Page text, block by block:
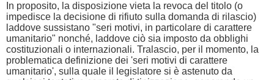
In proposito, la disposizione vieta la revoca del titolo (o
impedisce la decisione di rifiuto sulla domanda di rilascio)
laddove sussistano "seri motivi, in particolare di carattere
umanitario" nonché, laddove ciò sia imposto da obblighi
costituzionali o internazionali. Tralascio, per il momento, la
problematica definizione dei 'seri motivi di carattere
umanitario', sulla quale il legislatore si è astenuto da